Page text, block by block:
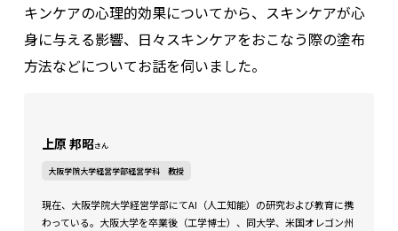
キンケアの心理的効果についてから、スキンケアが心
身に与える影響、日々スキンケアをおこなう際の塗布
方法などについてお話を伺いました。
上原 邦昭さん
大阪学院大学経営学部経営学科 教授
現在、大阪学院大学経営学部にてAI（人工知能）の研究および教育に携
わっている。大阪大学を卒業後（工学博士）、同大学、米国オレゴン州